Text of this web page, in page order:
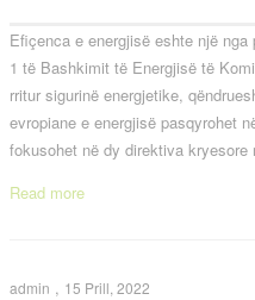
Efiçenca e energjisë eshte një
1 të Bashkimit të Energjisë të
rritur sigurinë energjetike,
evropiane e energjisë pasqyrohet
fokusohet në dy direktiva
Read more
admin , 15 Prill, 2022